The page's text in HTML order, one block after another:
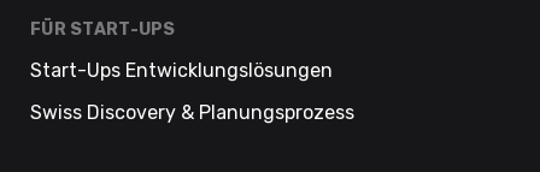
FÜR START-UPS
Start-Ups Entwicklungslösungen
Swiss Discovery & Planungsprozess